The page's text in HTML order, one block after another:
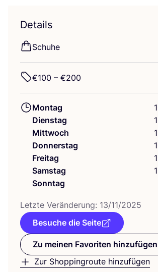
Details
Schu­he
€100 – €200
Montag
Dienstag
Mittwoch
Donnerstag
Freitag
Samstag
Sonntag
Letz­te Ver­än­de­rung: 13/11/2025
Besuche die Seite
Zu meinen Favoriten hinzufügen
Zu meinen
Zur Shoppingroute hinzufügen